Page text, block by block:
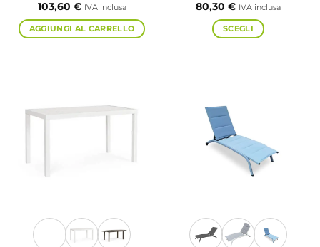
103,60 € IVA inclusa
AGGIUNGI AL CARRELLO
80,30 € IVA inclusa
SCEGLI
opzioni
possono
essere
scelte
del
prodotto